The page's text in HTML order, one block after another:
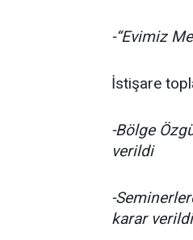
-“Evimiz
İstişare
-Bölge
verildi
-
karar verildi